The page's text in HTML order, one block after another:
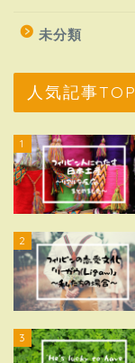
未分類
人気記事
1
2
3